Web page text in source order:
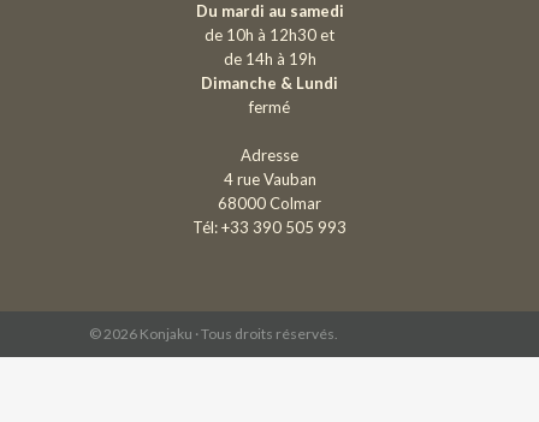
Du mardi au samedi
de 10h à 12h30 et
de 14h à 19h
Dimanche & Lundi
fermé
Adresse
4 rue Vauban
68000 Colmar
Tél: +33 390 505 993
© 2026 Konjaku · Tous droits réservés.